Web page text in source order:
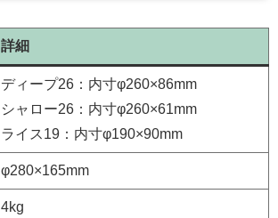
詳細
ディープ26：内寸φ260×86mm
シャロー26：内寸φ260×61mm
ライス19：内寸φ190×90mm
φ280×165mm
4kg